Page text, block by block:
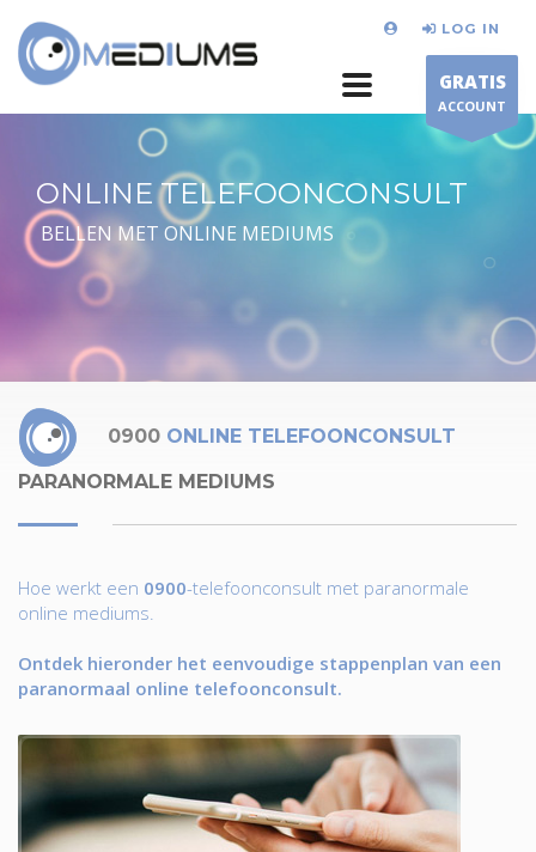
LOG IN
GRATIS
ACCOUNT
ONLINE TELEFOONCONSULT
BELLEN MET ONLINE MEDIUMS
0900 ONLINE TELEFOONCONSULT
PARANORMALE MEDIUMS
Hoe werkt een 0900-telefoonconsult met paranormale
online mediums.
Ontdek hieronder het eenvoudige stappenplan van een
paranormaal online telefoonconsult.